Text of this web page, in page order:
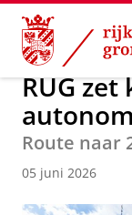
Skip
Content
Skip
Navigation
Over ons
RUG
Route naar
05 juni 2026